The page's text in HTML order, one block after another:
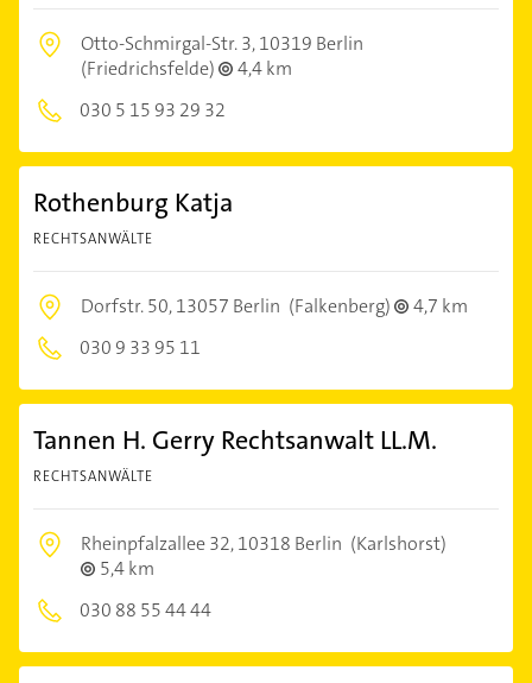
Otto-Schmirgal-Str. 3,10319 Berlin
(Friedrichsfelde)
4,4 km
030 5 15 93 29 32
Rothenburg Katja
RECHTSANWÄLTE
Dorfstr. 50,13057 Berlin (Falkenberg)
4,7 km
030 9 33 95 11
Tannen H. Gerry Rechtsanwalt LL.M.
RECHTSANWÄLTE
Rheinpfalzallee 32,10318 Berlin (Karlshorst)
5,4 km
030 88 55 44 44